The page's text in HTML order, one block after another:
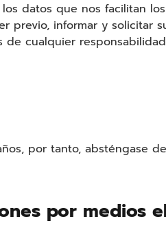
datos que nos facilitan
previo, informar y solicitar
de cualquier
por tanto, absténgase
por medios